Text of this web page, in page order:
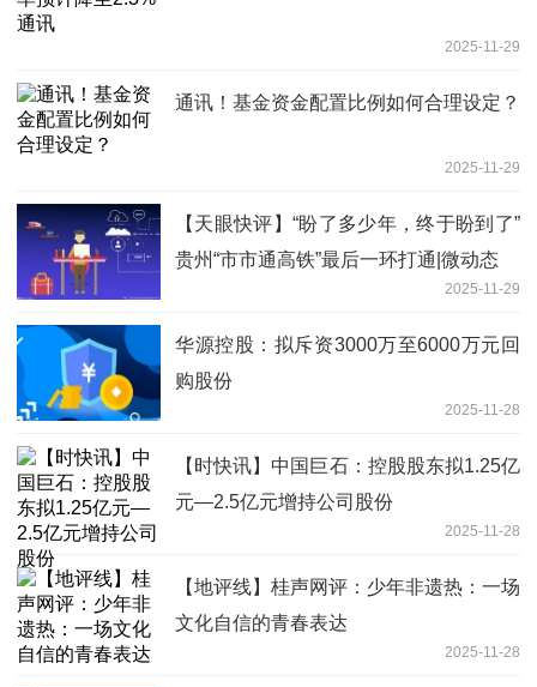
2025-11-29
通讯！基金资金配置比例如何合理设定？
2025-11-29
【天眼快评】“盼了多少年，终于盼到了”
贵州“市市通高铁”最后一环打通|微动态
2025-11-29
华源控股：拟斥资3000万至6000万元回
购股份
2025-11-28
【时快讯】中国巨石：控股股东拟1.25亿
元—2.5亿元增持公司股份
2025-11-28
【地评线】桂声网评：少年非遗热：一场
文化自信的青春表达
2025-11-28